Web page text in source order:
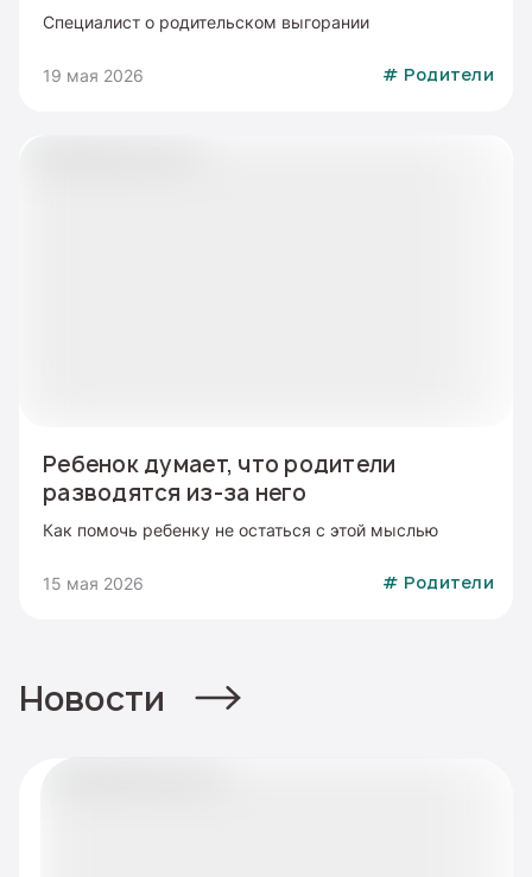
Специалист о родительском выгорании
19 мая 2026 # Родители
Ребенок думает, что родители
разводятся из-за него
Как помочь ребенку не остаться с этой мыслью
15 мая 2026 # Родители
Новости